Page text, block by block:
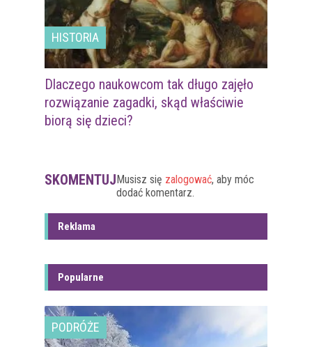
HISTORIA
Dlaczego naukowcom tak długo zajęło
rozwiązanie zagadki, skąd właściwie
biorą się dzieci?
SKOMENTUJ Musisz się zalogować, aby móc
dodać komentarz.
Reklama
Popularne
PODRÓŻE